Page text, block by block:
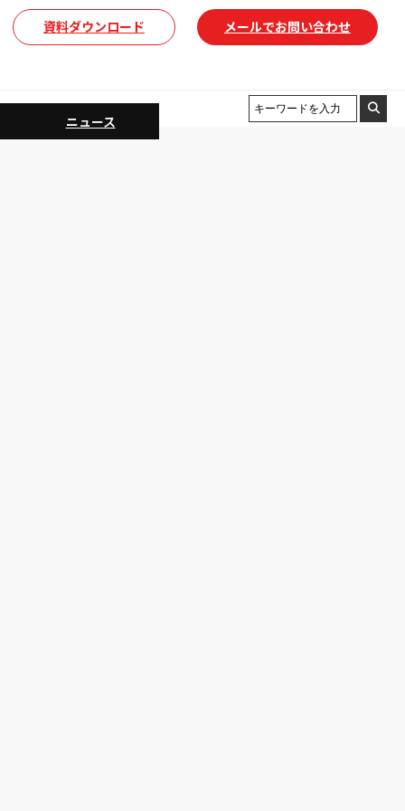
資料ダウンロード メールでお問い合わせ
ニュース